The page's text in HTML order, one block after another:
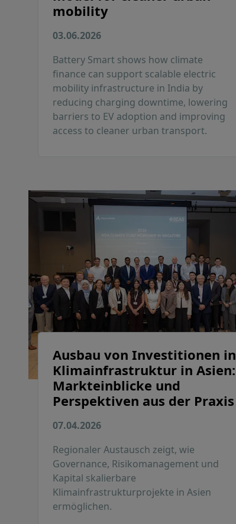
mobility
03.06.2026
Battery Smart shows how climate
finance can support scalable electric
mobility infrastructure in India by
reducing charging downtime, lowering
barriers to EV adoption and improving
access to cleaner urban transport.
Ausbau von Investitionen in
Klimainfrastruktur in Asien:
Markteinblicke und
Perspektiven aus der Praxis
07.04.2026
Regionaler Austausch zeigt, wie
Governance, Risikomanagement und
Kapital skalierbare
Klimainfrastrukturprojekte in Asien
ermöglichen.